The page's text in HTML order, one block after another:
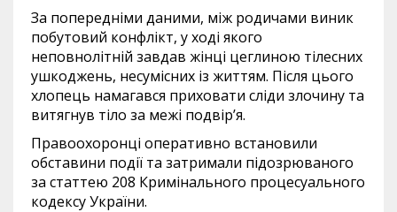
За попередніми даними, між родичами виник
побутовий конфлікт, у ході якого
неповнолітній завдав жінці цеглиною тілесних
ушкоджень, несумісних із життям. Після цього
хлопець намагався приховати сліди злочину та
витягнув тіло за межі подвір’я.
Правоохоронці оперативно встановили
обставини події та затримали підозрюваного
за статтею 208 Кримінального процесуального
кодексу України.